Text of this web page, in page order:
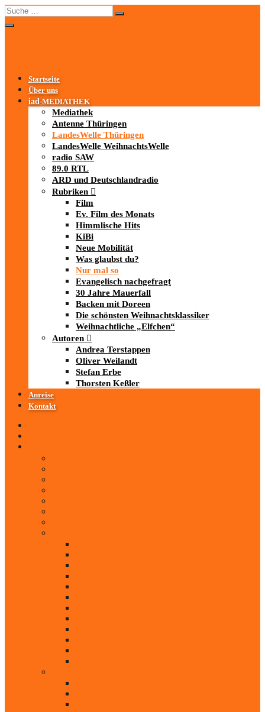
Startseite
Über uns
iad-MEDIATHEK
Mediathek
Antenne Thüringen
LandesWelle Thüringen
LandesWelle WeihnachtsWelle
radio SAW
89.0 RTL
ARD und Deutschlandradio
Rubriken
Film
Ev. Film des Monats
Himmlische Hits
KiBi
Neue Mobilität
Was glaubst du?
Nur mal so
Evangelisch nachgefragt
30 Jahre Mauerfall
Backen mit Doreen
Die schönsten Weihnachtsklassiker
Weihnachtliche „Elfchen“
Autoren
Andrea Terstappen
Oliver Weilandt
Stefan Erbe
Thorsten Keßler
Anreise
Kontakt